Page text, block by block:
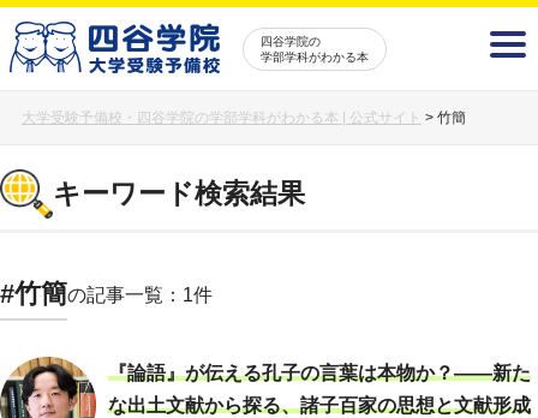
四谷学院の
学部学科がわかる本
大学受験予備校・四谷学院の学部学科がわかる本 | 公式サイト > 竹簡
キーワード検索結果
#竹簡の記事一覧：1件
『論語』が伝える孔子の言葉は本物か？――新た
な出土文献から探る、諸子百家の思想と文献形成